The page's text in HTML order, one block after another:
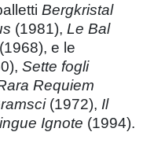
Bergkristal
(1981), Le Bal
(1968), e le
Sette fogli
Requiem
(1972), Il
Ignote (1994).